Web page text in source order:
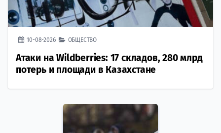
10-08-2026 ОБЩЕСТВО
Атаки на Wildberries: 17 складов, 280 млрд
потерь и площади в Казахстане